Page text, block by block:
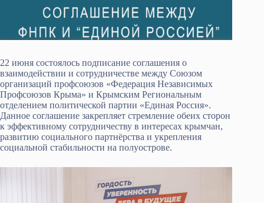
22 июня состоялось подписание соглашения о
взаимодействии и сотрудничестве между Союзом
организаций профсоюзов «Федерация Независимых
Профсоюзов Крыма» и Крымским Региональным
отделением политической партии «Единая Россия».
Данное соглашение закрепляет стремление обеих сторон
к эффективному сотрудничеству в интересах крымчан,
развитию социального партнёрства и укрепления
социальной стабильности на полуострове.